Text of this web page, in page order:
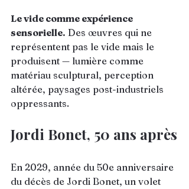
Le vide comme expérience
sensorielle. Des œuvres qui ne
représentent pas le vide mais le
produisent — lumière comme
matériau sculptural, perception
altérée, paysages post-industriels
oppressants.
Jordi Bonet, 50 ans après
En 2029, année du 50e anniversaire
du décès de Jordi Bonet, un volet